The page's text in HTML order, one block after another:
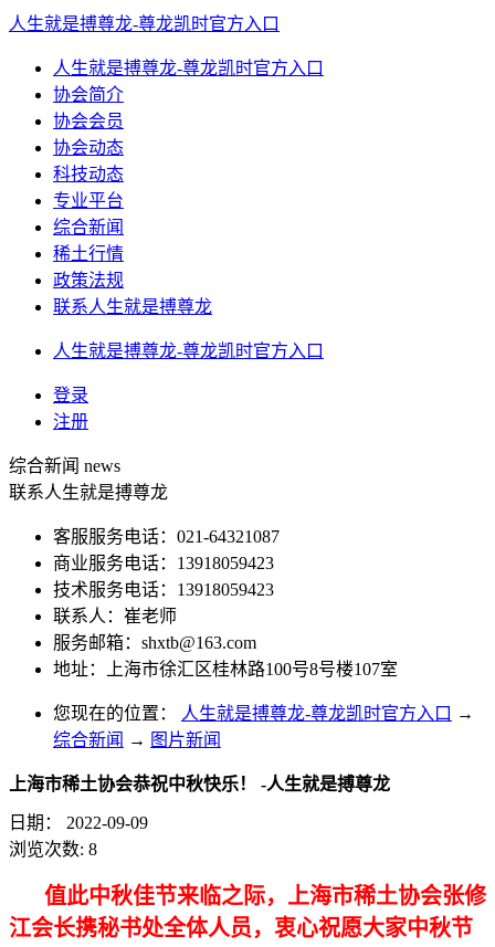
人生就是搏尊龙-尊龙凯时官方入口
人生就是搏尊龙-尊龙凯时官方入口
协会简介
协会会员
协会动态
科技动态
专业平台
综合新闻
稀土行情
政策法规
联系人生就是搏尊龙
人生就是搏尊龙-尊龙凯时官方入口
登录
注册
综合新闻 news
联系人生就是搏尊龙
客服服务电话：021-64321087
商业服务电话：13918059423
技术服务电话：13918059423
联系人：崔老师
服务邮箱： shxtb@163.com
地址：上海市徐汇区桂林路100号8号楼107室
您现在的位置： 人生就是搏尊龙-尊龙凯时官方入口 →
综合新闻 → 图片新闻
上海市稀土协会恭祝中秋快乐！ -人生就是搏尊龙
日期：
2022-09-09
浏览次数: 8
值此中秋佳节来临之际，上海市稀土协会张修
江会长携秘书处全体人员，衷心祝愿大家中秋节